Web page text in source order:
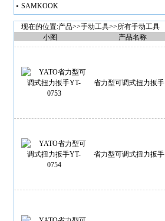
SAMKOOK
现在的位置:产品>>手动工具>>所有手动工具
小图
产品名称
省力型可调式扭力扳手
省力型可调式扭力扳手